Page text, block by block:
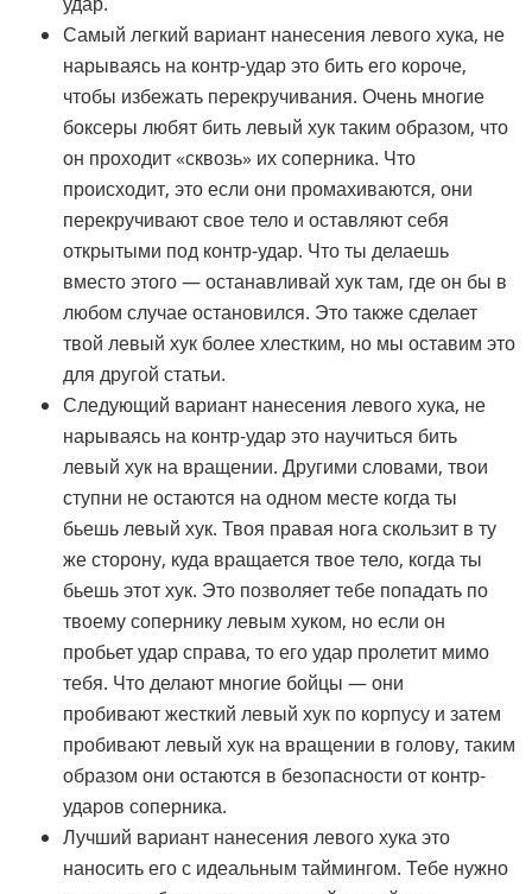
Самый легкий вариант нанесения левого хука, не
нарываясь на контр-удар это бить его короче,
чтобы избежать перекручивания. Очень многие
боксеры любят бить левый хук таким образом, что
он проходит «сквозь» их соперника. Что
происходит, это если они промахиваются, они
перекручивают свое тело и оставляют себя
открытыми под контр-удар. Что ты делаешь
вместо этого — останавливай хук там, где он бы в
любом случае остановился. Это также сделает
твой левый хук более хлестким, но мы оставим это
для другой статьи.
Следующий вариант нанесения левого хука, не
нарываясь на контр-удар это научиться бить
левый хук на вращении. Другими словами, твои
ступни не остаются на одном месте когда ты
бьешь левый хук. Твоя правая нога скользит в ту
же сторону, куда вращается твое тело, когда ты
бьешь этот хук. Это позволяет тебе попадать по
твоему сопернику левым хуком, но если он
пробьет удар справа, то его удар пролетит мимо
тебя. Что делают многие бойцы — они
пробивают жесткий левый хук по корпусу и затем
пробивают левый хук на вращении в голову, таким
образом они остаются в безопасности от контр-
ударов соперника.
Лучший вариант нанесения левого хука это
наносить его с идеальным таймингом. Тебе нужно